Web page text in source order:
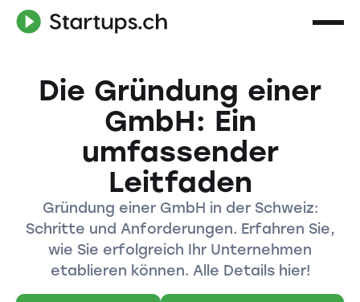
Die Gründung einer
GmbH: Ein
umfassender
Leitfaden
Gründung einer GmbH in der Schweiz:
Schritte und Anforderungen. Erfahren Sie,
wie Sie erfolgreich Ihr Unternehmen
etablieren können. Alle Details hier!